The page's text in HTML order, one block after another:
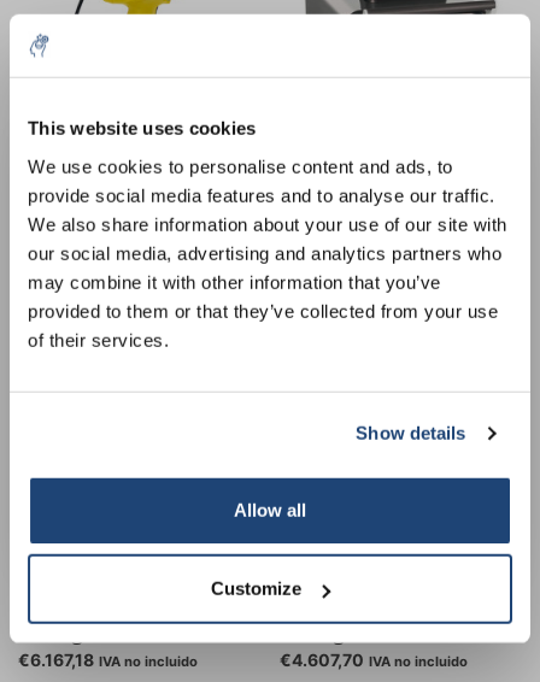
This website uses cookies
We use cookies to personalise content and ads, to
provide social media features and to analyse our traffic.
We also share information about your use of our site with
our social media, advertising and analytics partners who
may combine it with other information that you’ve
provided to them or that they’ve collected from your use
of their services.
Show details
Allow all
Customize
Integrador ultrasónico
desintegrado UP200Ht
digital
€5.351,40 IVA no incluido
Mezclador de bolsas
homogeneizador de
laboratorio® Modelo S
€5.090,67 IVA no incluido
homogeneizador de
laboratorio® modelo SW
€6.167,18 IVA no incluido
Mezclador de bolsas
homogeneizador de
laboratorio® Serie 400
€4.607,70 IVA no incluido
5% off for your next order
Sign up for our newsletter to stay informed about
our new products, and receive a 10% discount on
your next purchase for all chemical products from
our own brand 😀
Your discount applies to orders above €50,00